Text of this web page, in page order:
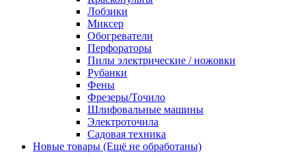
Лобзики
Миксер
Обогреватели
Перфораторы
Пилы электрические / ножовки
Рубанки
Фены
Фрезеры/Точило
Шлифовальные машины
Электроточила
Садовая техника
Новые товары (Ещё не обработаны)